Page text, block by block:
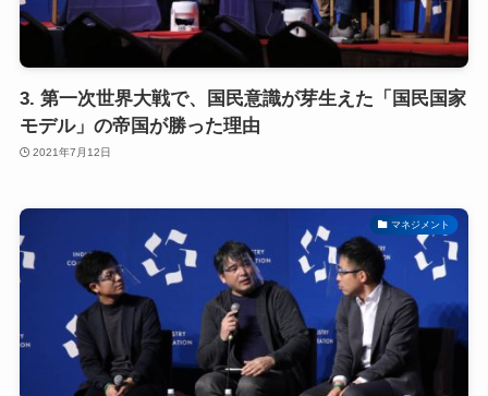
3. 第一次世界大戦で、国民意識が芽生えた「国民国家
モデル」の帝国が勝った理由
2021年7月12日
マネジメント